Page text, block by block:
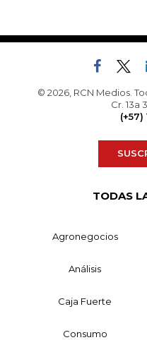
© 2026, RCN Medios.
Cr. 13a
TODAS
Agronegocios
Análisis
Caja Fuerte
Consumo